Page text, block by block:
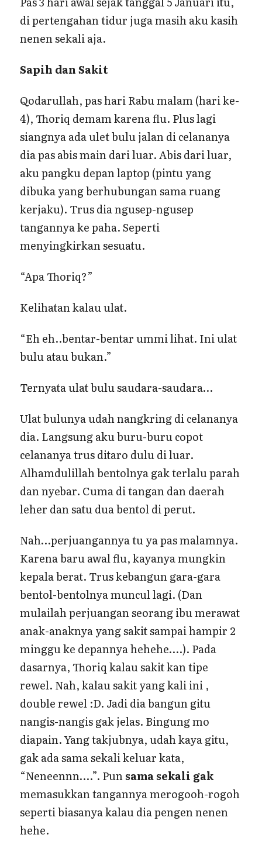
di pertengahan tidur juga masih aku kasih
nenen sekali aja.
Sapih dan Sakit
Qodarullah, pas hari Rabu malam (hari ke-
4), Thoriq demam karena flu. Plus lagi
siangnya ada ulet bulu jalan di celananya
dia pas abis main dari luar. Abis dari luar,
aku pangku depan laptop (pintu yang
dibuka yang berhubungan sama ruang
kerjaku). Trus dia ngusep-ngusep
tangannya ke paha. Seperti
menyingkirkan sesuatu.
“Apa Thoriq?”
Kelihatan kalau ulat.
“Eh eh..bentar-bentar ummi lihat. Ini ulat
bulu atau bukan.”
Ternyata ulat bulu saudara-saudara…
Ulat bulunya udah nangkring di celananya
dia. Langsung aku buru-buru copot
celananya trus ditaro dulu di luar.
Alhamdulillah bentolnya gak terlalu parah
dan nyebar. Cuma di tangan dan daerah
leher dan satu dua bentol di perut.
Nah…perjuangannya tu ya pas malamnya.
Karena baru awal flu, kayanya mungkin
kepala berat. Trus kebangun gara-gara
bentol-bentolnya muncul lagi. (Dan
mulailah perjuangan seorang ibu merawat
anak-anaknya yang sakit sampai hampir 2
minggu ke depannya hehehe….). Pada
dasarnya, Thoriq kalau sakit kan tipe
rewel. Nah, kalau sakit yang kali ini ,
double rewel :D. Jadi dia bangun gitu
nangis-nangis gak jelas. Bingung mo
diapain. Yang takjubnya, udah kaya gitu,
gak ada sama sekali keluar kata,
“Neneennn….”. Punsama sekali gak
memasukkan tangannya merogooh-rogoh
seperti biasanya kalau dia pengen nenen
hehe.